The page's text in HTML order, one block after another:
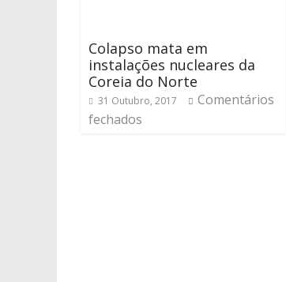
Colapso mata em
instalações nucleares da
Coreia do Norte
31 Outubro, 2017
Comentários
fechados